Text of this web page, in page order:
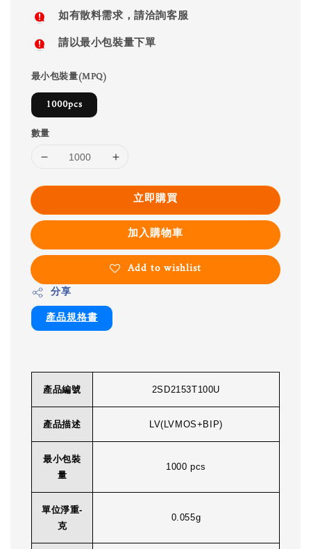
如有散料需求，請洽詢客服
請以最小包裝量下單
最小包裝量(MPQ)
1000pcs
數量
立即購買
加入購物車
Add to wishlist
分享
產品規格書
產品編號 2SD2153T100U
產品描述 LV(LVMOS+BIP)
最小包裝
量
1000 pcs
單位淨重-
克
0.055g